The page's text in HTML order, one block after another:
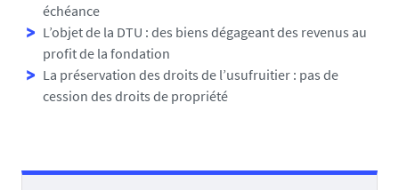
échéance
L’objet de la DTU : des biens dégageant des revenus au
profit de la fondation
La préservation des droits de l’usufruitier : pas de
cession des droits de propriété